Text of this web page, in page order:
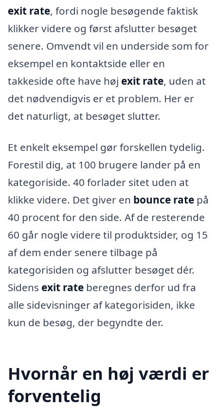
exit rate, fordi nogle besøgende faktisk
klikker videre og først afslutter besøget
senere. Omvendt vil en underside som for
eksempel en kontaktside eller en
takkeside ofte have høj exit rate, uden at
det nødvendigvis er et problem. Her er
det naturligt, at besøget slutter.
Et enkelt eksempel gør forskellen tydelig.
Forestil dig, at 100 brugere lander på en
kategoriside. 40 forlader sitet uden at
klikke videre. Det giver en bounce rate på
40 procent for den side. Af de resterende
60 går nogle videre til produktsider, og 15
af dem ender senere tilbage på
kategorisiden og afslutter besøget dér.
Sidens exit rate beregnes derfor ud fra
alle sidevisninger af kategorisiden, ikke
kun de besøg, der begyndte der.
Hvornår en høj værdi er
forventelig